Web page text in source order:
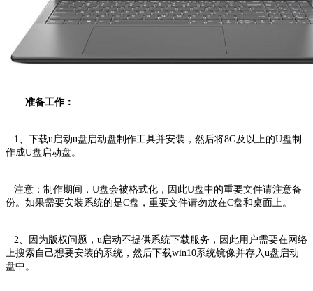
准备工作：
1、下载u启动u盘启动盘制作工具并安装，然后将8G及以上的U盘制
作成U盘启动盘。
注意：制作期间，U盘会被格式化，因此U盘中的重要文件请注意备
份。如果需要安装系统的是C盘，重要文件请勿放在C盘和桌面上。
2、因为版权问题，u启动不提供系统下载服务，因此用户需要在网络
上搜索自己想要安装的系统，然后下载win10系统镜像并存入u盘启动
盘中。